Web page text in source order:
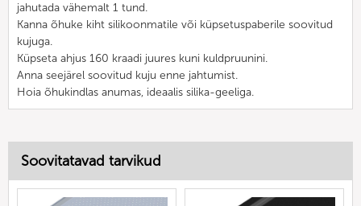
jahutada vähemalt 1 tund.
Kanna õhuke kiht silikoonmatile või küpsetuspaberile soovitud
kujuga.
Küpseta ahjus 160 kraadi juures kuni kuldpruunini.
Anna seejärel soovitud kuju enne jahtumist.
Hoia õhukindlas anumas, ideaalis silika-geeliga.
Soovitatavad tarvikud